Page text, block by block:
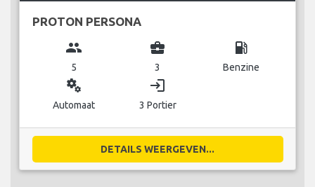
PROTON PERSONA
group
5
business_center
3
local_gas_station
Benzine
miscellaneous_services
Automaat
login
3 Portier
DETAILS WEERGEVEN...